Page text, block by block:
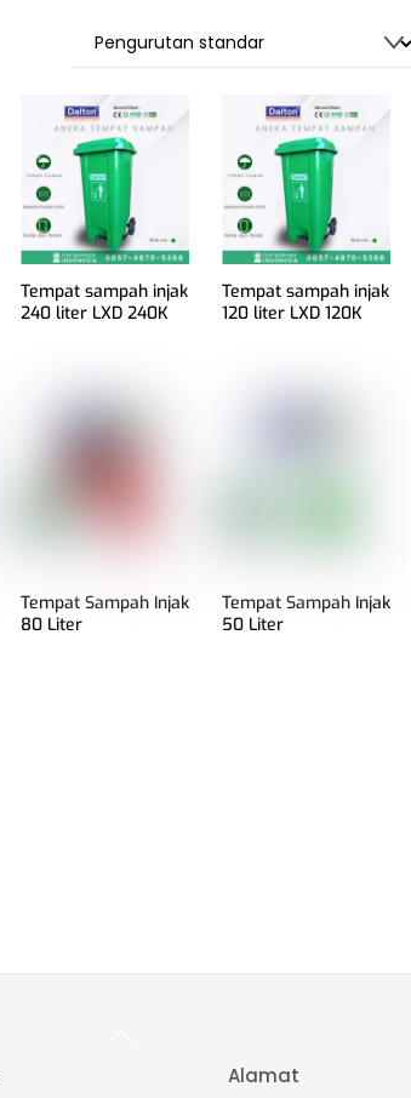
Tempat sampah injak
240 liter LXD 240K
Tempat sampah injak
120 liter LXD 120K
Tempat Sampah Injak
80 Liter
Tempat Sampah Injak
50 Liter
Alamat